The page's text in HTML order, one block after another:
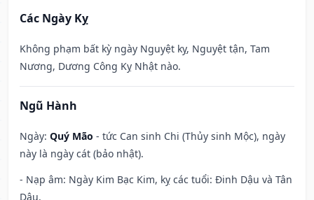
Các Ngày Kỵ
Không phạm bất kỳ ngày Nguyệt kỵ, Nguyệt tận, Tam
Nương, Dương Công Kỵ Nhật nào.
Ngũ Hành
Ngày: Quý Mão - tức Can sinh Chi (Thủy sinh Mộc), ngày
này là ngày cát (bảo nhật).
- Nạp âm: Ngày Kim Bạc Kim, kỵ các tuổi: Đinh Dậu và Tân
Dậu.